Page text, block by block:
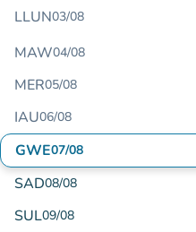
LLUN03/08
MAW04/08
MER05/08
IAU06/08
GWE07/08
SAD08/08
SUL09/08